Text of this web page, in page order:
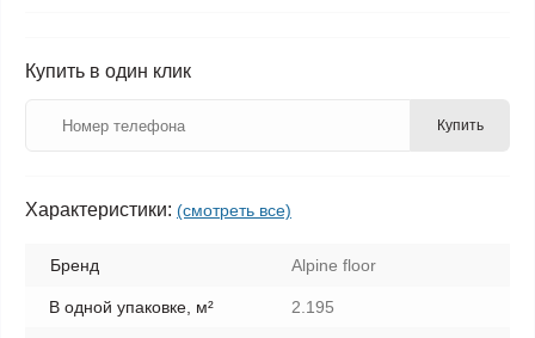
Купить в один клик
Купить
Характеристики: (смотреть все)
Бренд Alpine floor
В одной упаковке, м² 2.195